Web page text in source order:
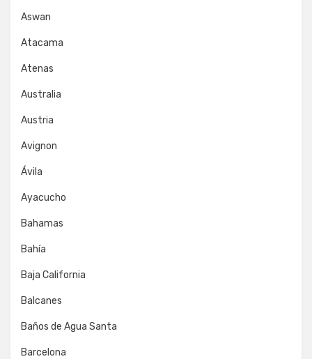
Aswan
Atacama
Atenas
Australia
Austria
Avignon
Ávila
Ayacucho
Bahamas
Bahía
Baja California
Balcanes
Baños de Agua Santa
Barcelona